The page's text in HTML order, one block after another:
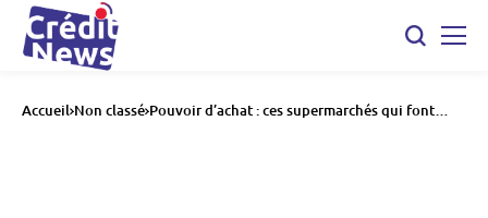
Accueil Non classé Pouvoir d’achat : ces supermarchés qui font
vraiment la différence selon l’UFC Que Choisir